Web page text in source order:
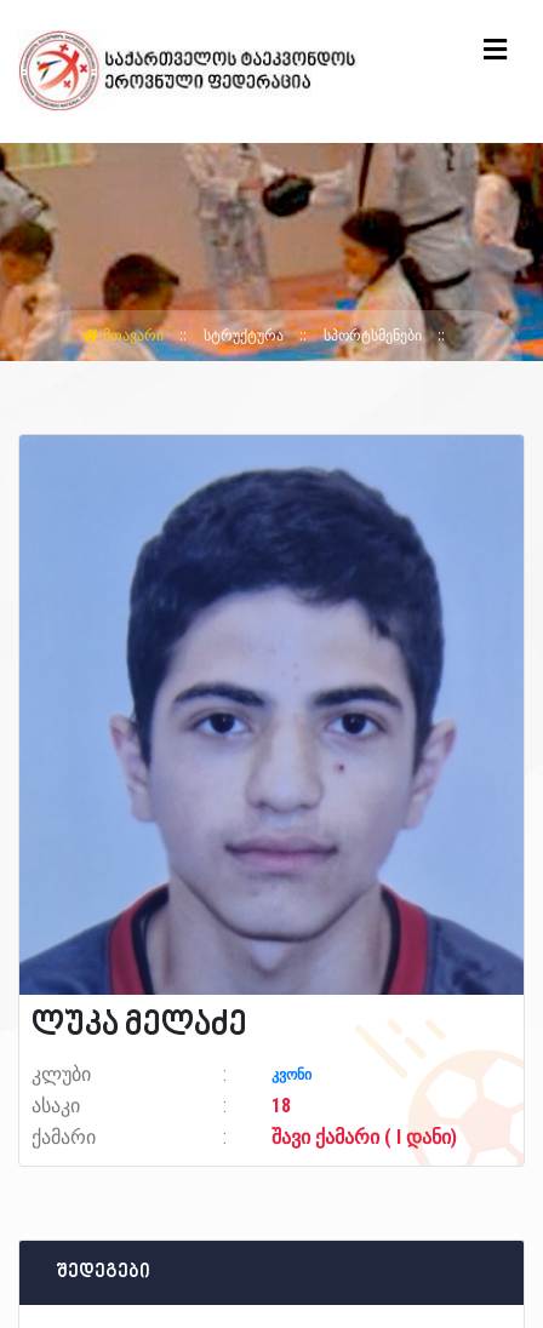
ᲛᲗᲐᲕᲐᲠᲘ ᲡᲢᲠᲣᲥᲢᲣᲠᲐ ᲡᲞᲝᲠᲢᲡᲛᲔᲜᲔᲑᲘ
ლუკა მელაძე
კლუბი კვონი
ასაკი
18
ქამარი
შავი ქამარი ( I დანი)
შედეგები